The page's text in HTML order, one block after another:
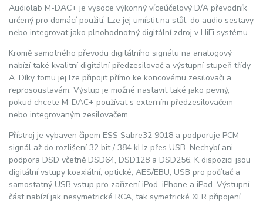
Audiolab M-DAC+ je vysoce výkonný víceúčelový D/A převodník
určený pro domácí použití. Lze jej umístit na stůl, do audio sestavy
nebo integrovat jako plnohodnotný digitální zdroj v HiFi systému.
Kromě samotného převodu digitálního signálu na analogový
nabízí také kvalitní digitální předzesilovač a výstupní stupeň třídy
A. Díky tomu jej lze připojit přímo ke koncovému zesilovači a
reprosoustavám. Výstup je možné nastavit také jako pevný,
pokud chcete M-DAC+ používat s externím předzesilovačem
nebo integrovaným zesilovačem.
Přístroj je vybaven čipem ESS Sabre32 9018 a podporuje PCM
signál až do rozlišení 32 bit / 384 kHz přes USB. Nechybí ani
podpora DSD včetně DSD64, DSD128 a DSD256. K dispozici jsou
digitální vstupy koaxiální, optické, AES/EBU, USB pro počítač a
samostatný USB vstup pro zařízení iPod, iPhone a iPad. Výstupní
část nabízí jak nesymetrické RCA, tak symetrické XLR připojení.